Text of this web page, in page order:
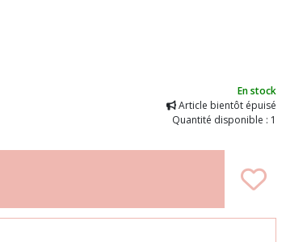
En stock
Article bientôt épuisé
Quantité disponible : 1